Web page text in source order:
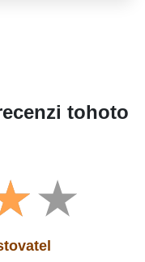
tohoto